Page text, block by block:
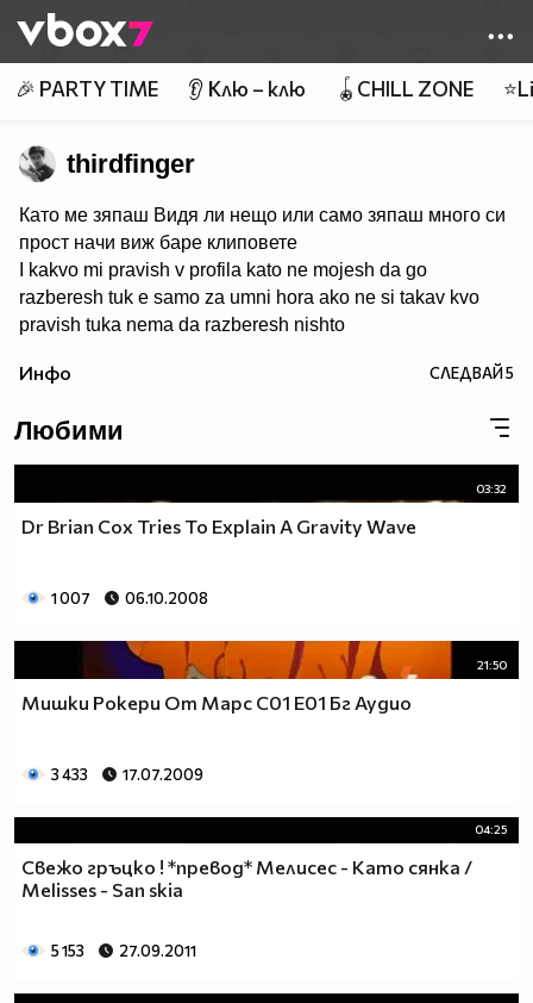
👾
🎉 PARTY TIME 👂 Клю – клю 🪀CHILL ZONE
thirdfinger
Като ме зяпаш Видя ли нещо или само зяпаш много си
прост начи виж баре клиповете
I kakvo mi pravish v profila kato ne mojesh da go
razberesh tuk e samo za umni hora ako ne si takav kvo
pravish tuka nema da razberesh nishto
Инфо СЛЕДВАЙ5
Любими
03:32
Dr Brian Cox Tries To Explain A Gravity Wave
1 007 06.10.2008
21:50
Мишки Рокери От Марс С01 Е01 Бг Аудио
3 433 17.07.2009
04:25
Свежо гръцко ! *превод* Мелисес - Като сянка /
Melisses - San skia
5 153 27.09.2011